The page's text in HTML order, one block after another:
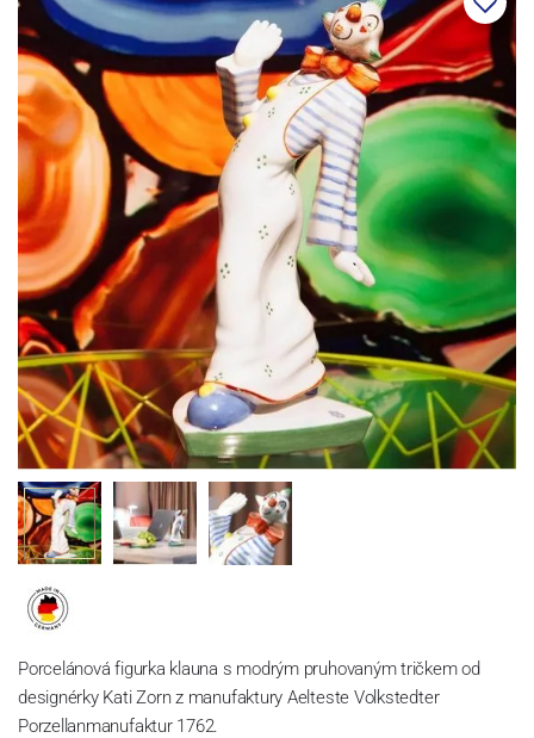
Porcelánová figurka klauna s modrým pruhovaným tričkem od
designérky Kati Zorn z manufaktury Aelteste Volkstedter
Porzellanmanufaktur 1762.